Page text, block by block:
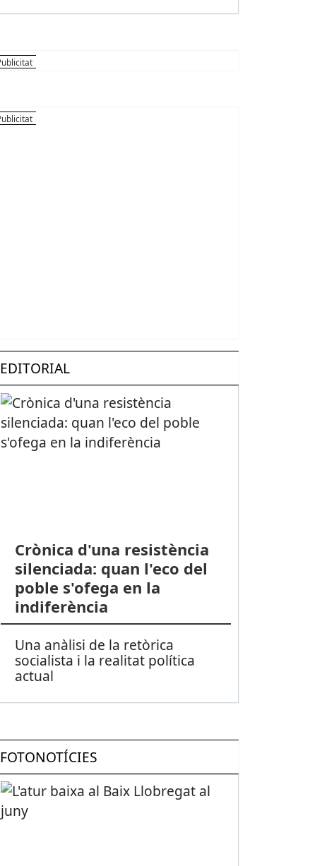
EDITORIAL
Crònica d'una resistència
silenciada: quan l'eco del
poble s'ofega en la
indiferència
Una anàlisi de la retòrica
socialista i la realitat política
actual
FOTONOTÍCIES